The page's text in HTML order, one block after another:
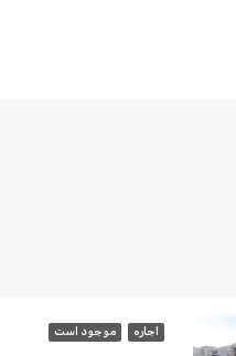
اجاره موجود است